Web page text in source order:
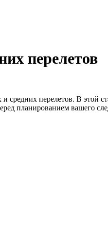
перелетов
перелетов. В этой
планированием вашего